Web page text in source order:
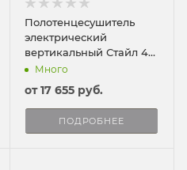
Полотенцесушитель
электрический
вертикальный Стайл 4
150/18
Много
от17 655 руб.
ПОДРОБНЕЕ